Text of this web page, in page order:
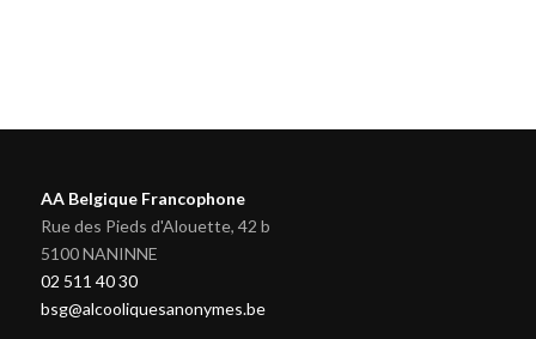
AA Belgique Francophone
Rue des Pieds d'Alouette, 42 b
5100 NANINNE
02 511 40 30
bsg@alcooliquesanonymes.be